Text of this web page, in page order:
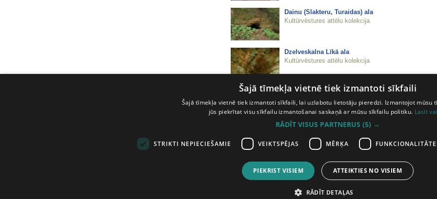
Dainu (Slakteru, Turaidas) ala
Kultūrvēstures attēlu kolekcija
Dzelveskalna Līkā ala
Kultūrvēstures attēlu kolekcija
Kultūrvēstures attēlu kolekcija
1 2 3 4 5 6 nākamā lapa
Šajā tīmekļa vietnē tiek izmantoti sīkfaili
Šajā tīmekļa vietnē tiek izmantoti sīkfaili, lai uzlabotu lietotāju pieredzi. Izmantojot mūsu
jūs piekrītat visu sīkfailu izmantošanai saskaņā ar mūsu sīkfailu politiku. Lasīt
RĀDĪT VISUS PARTNERUS (5) →
STRIKTI NEPIECIEŠAMIE VEIKTSPĒJAS MĒRĶA
PIEKRIST VISIEM ATTEIKTIES NO VISIEM
RĀDĪT DETAĻAS